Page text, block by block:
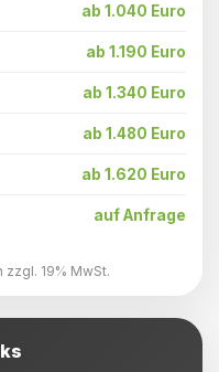
ab 1.040 Euro
ab 1.190 Euro
ab 1.340 Euro
ab 1.480 Euro
ab 1.620 Euro
auf Anfrage
19% MwSt.